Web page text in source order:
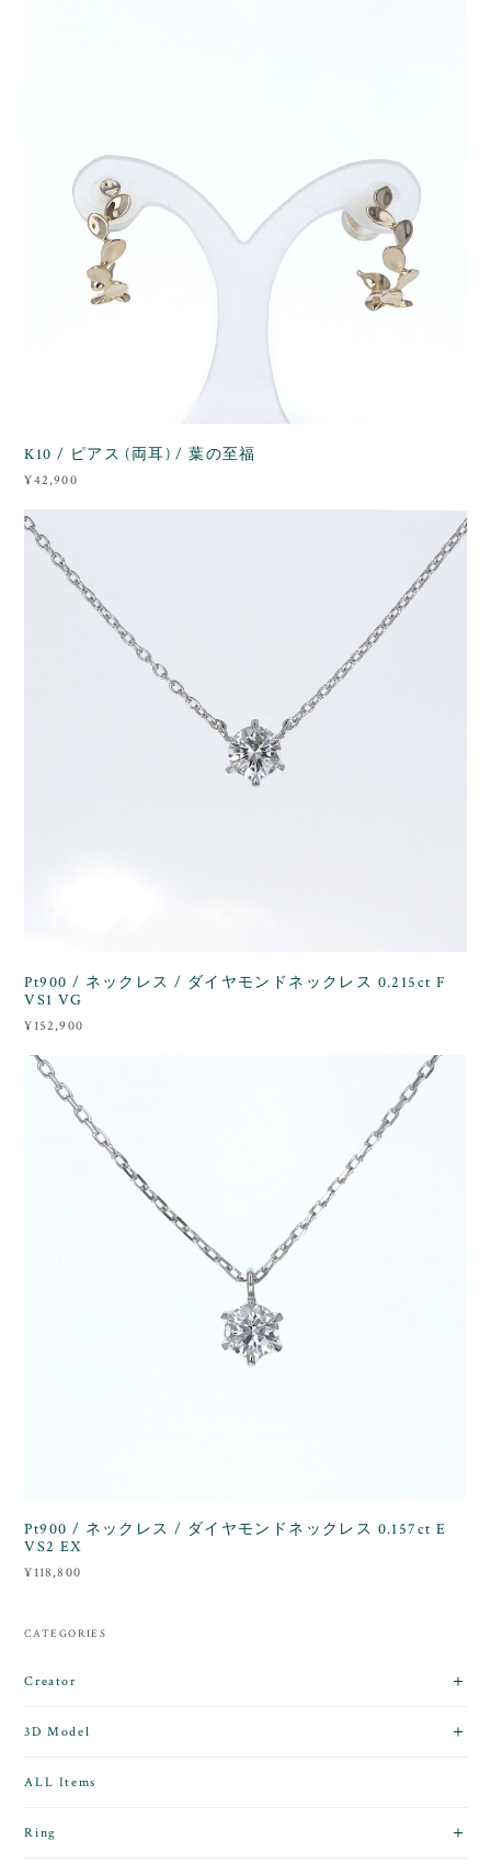
K10 / ピアス (両耳) / 葉の至福
¥42,900
Pt900 / ネックレス / ダイヤモンドネックレス 0.215ct F
VS1 VG
¥152,900
Pt900 / ネックレス / ダイヤモンドネックレス 0.157ct E
VS2 EX
¥118,800
CATEGORIES
Creator
3D Model
ALL Items
Ring